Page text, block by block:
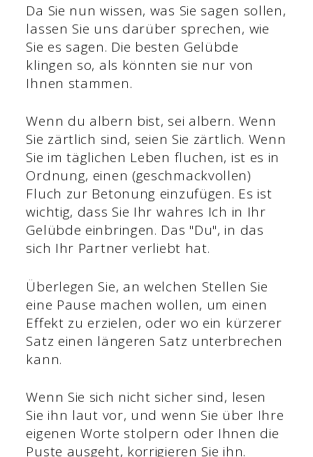
Da Sie nun wissen, was Sie sagen sollen,
lassen Sie uns darüber sprechen, wie
Sie es sagen. Die besten Gelübde
klingen so, als könnten sie nur von
Ihnen stammen.
Wenn du albern bist, sei albern. Wenn
Sie zärtlich sind, seien Sie zärtlich. Wenn
Sie im täglichen Leben fluchen, ist es in
Ordnung, einen (geschmackvollen)
Fluch zur Betonung einzufügen. Es ist
wichtig, dass Sie Ihr wahres Ich in Ihr
Gelübde einbringen. Das "Du", in das
sich Ihr Partner verliebt hat.
Überlegen Sie, an welchen Stellen Sie
eine Pause machen wollen, um einen
Effekt zu erzielen, oder wo ein kürzerer
Satz einen längeren Satz unterbrechen
kann.
Wenn Sie sich nicht sicher sind, lesen
Sie ihn laut vor, und wenn Sie über Ihre
eigenen Worte stolpern oder Ihnen die
Puste ausgeht, korrigieren Sie ihn.